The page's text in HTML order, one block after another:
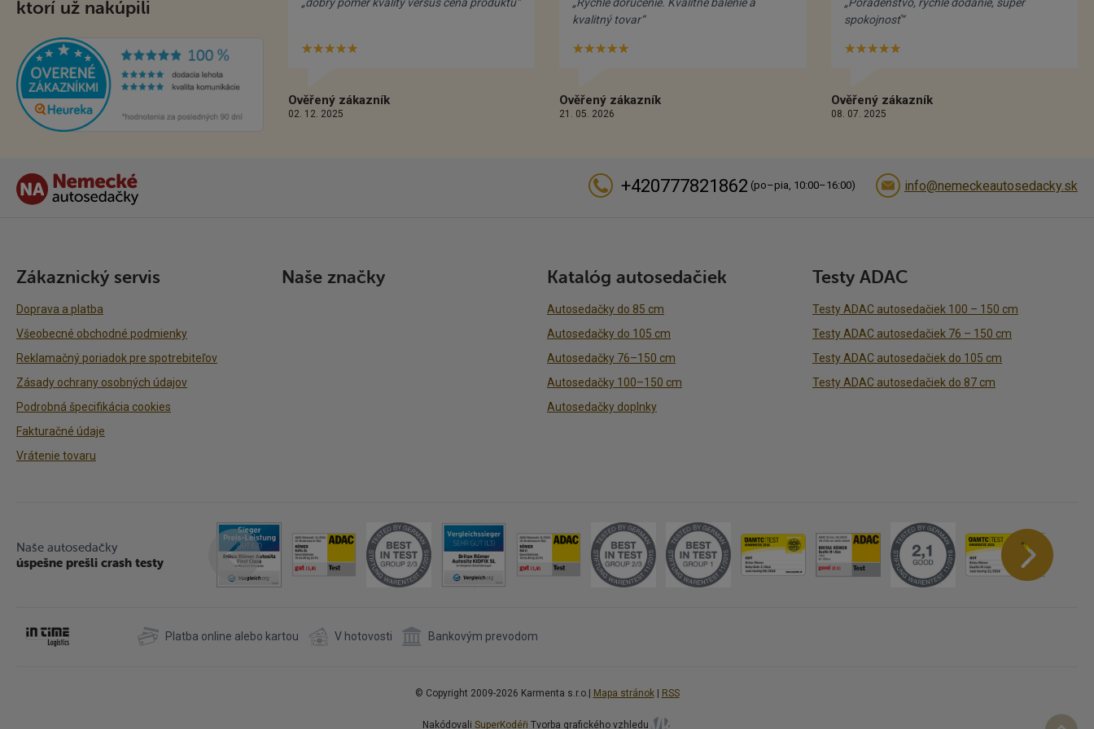
ktorí už nakúpili
★★★★★Hvězdiček:
Ověřený zákazník
02. 12. 2025
kvalitný tovar“
★★★★★
Ověřený zákazník
21. 05. 2026
spokojnosť“
★★★★★Hvězdiček:
Ověřený zákazník
08. 07. 2025
+420777821862 (po–pia, 10:00–16:00) info@nemeckeautosedacky.sk
Zákaznický servis
Doprava a platba
Všeobecné obchodné podmienky
Reklamačný poriadok pre spotrebiteľov
Zásady ochrany osobných údajov
Podrobná špecifikácia cookies
Fakturačné údaje
Vrátenie tovaru
Naše značky Katalóg autosedačiek
Autosedačky do 85 cm
Autosedačky do 105 cm
Autosedačky 76–150 cm
Autosedačky 100–150 cm
Autosedačky doplnky
Testy ADAC
Testy ADAC autosedačiek 100 – 150 cm
Testy ADAC autosedačiek 76 – 150 cm
Testy ADAC autosedačiek do 105 cm
Testy ADAC autosedačiek do 87 cm
Naše autosedačky
úspešne prešli crash testy
Platba online alebo kartou V hotovosti Bankovým prevodom
© Copyright 2009-2026 Karmenta s.r.o.| Mapa stránok| RSS
Nakódovali SuperKodéři Tvorba grafického vzhledu